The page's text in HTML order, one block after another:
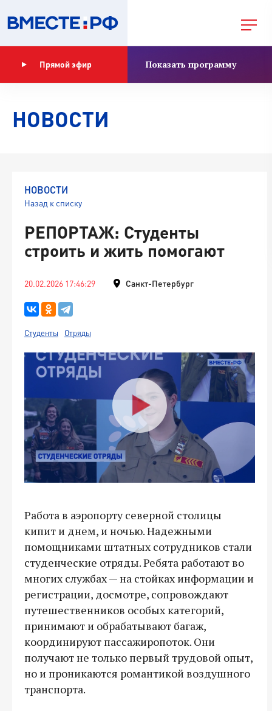
Прямой эфир Показать программу
НОВОСТИ
НОВОСТИ
Назад к списку
РЕПОРТАЖ: Студенты
строить и жить помогают
20.02.2026 17:46:29 Санкт-Петербург
Студенты Отряды
Работа в аэропорту северной столицы
кипит и днем, и ночью. Надежными
помощниками штатных сотрудников стали
студенческие отряды. Ребята работают во
многих службах — на стойках информации и
регистрации, досмотре, сопровождают
путешественников особых категорий,
принимают и обрабатывают багаж,
координируют пассажиропоток. Они
получают не только первый трудовой опыт,
но и проникаются романтикой воздушного
транспорта.